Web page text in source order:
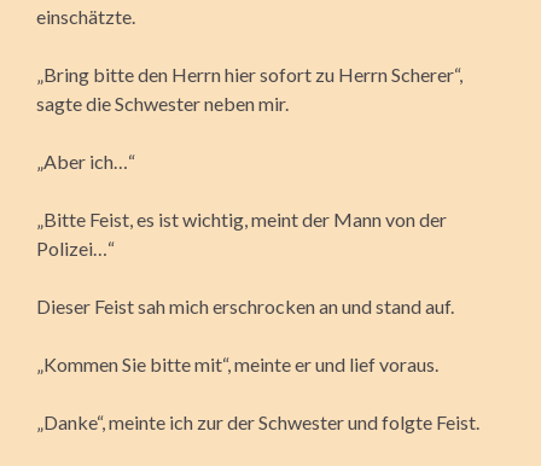
einschätzte.
„Bring bitte den Herrn hier sofort zu Herrn Scherer“,
sagte die Schwester neben mir.
„Aber ich…“
„Bitte Feist, es ist wichtig, meint der Mann von der
Polizei…“
Dieser Feist sah mich erschrocken an und stand auf.
„Kommen Sie bitte mit“, meinte er und lief voraus.
„Danke“, meinte ich zur der Schwester und folgte Feist.